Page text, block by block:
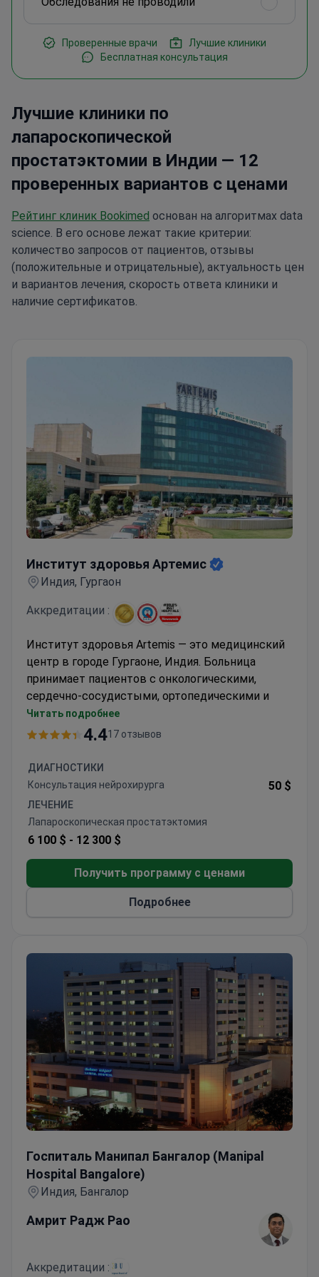
Проверенные врачи
Лучшие клиники
Бесплатная консультация
Лучшие клиники по
лапароскопической
простатэктомии в Индии — 12
проверенных вариантов с ценами
Рейтинг клиник Bookimed основан на алгоритмах data
science. В его основе лежат такие критерии:
количество запросов от пациентов, отзывы
(положительные и отрицательные), актуальность цен
и вариантов лечения, скорость ответа клиники и
наличие сертификатов.
Институт здоровья Артемис
Индия, Гургаон
Аккредитации :
Институт здоровья Artemis — это медицинский
центр в городе Гургаоне, Индия. Больница
принимает пациентов с онкологическими,
сердечно-сосудистыми, ортопедическими и
неврологическими заболеваниями.
Институт Артемис оборудован
диагностические отделения и лаборатории.
Читать подробнее
4.417 отзывов
ДИАГНОСТИКИ
Консультация нейрохирурга
50 $
ЛЕЧЕНИЕ
Лапароскопическая простатэктомия
6 100 $ - 12 300 $
Получить программу с ценами
Подробнее
Госпиталь Манипал Бангалор (Manipal
Hospital Bangalore)
Индия, Бангалор
Амрит Радж Рао
Аккредитации :